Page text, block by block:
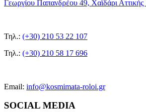
Γεωργίου Παπανδρέου 49, Χαϊδάρι
Τηλ.: (+30) 210 53 22 107
Τηλ.: (+30) 210 58 17 696
Email: info@kosmimata-roloi.gr
SOCIAL MEDIA